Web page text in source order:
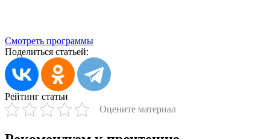
Смотреть программы
Поделиться статьей:
Рейтинг статьи
Оцените материал